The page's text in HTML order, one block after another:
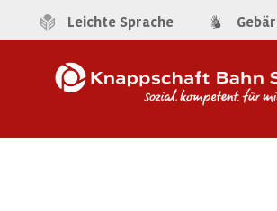
Leichte Sprache